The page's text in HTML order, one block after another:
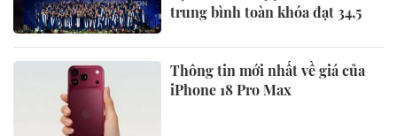
trung bình toàn khóa đạt 34,5
Thông tin mới nhất về giá của
iPhone 18 Pro Max